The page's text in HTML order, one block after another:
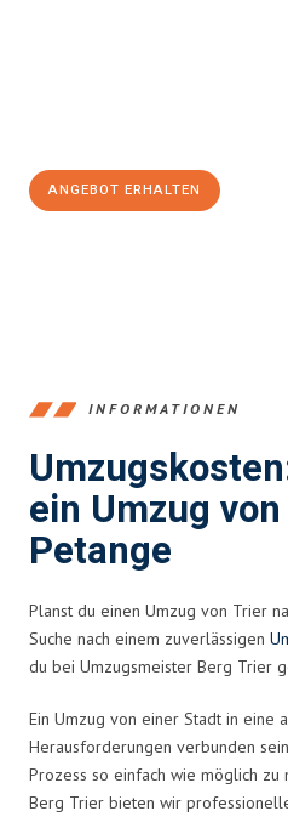
ANGEBOT ERHALTEN
INFORMATIONEN
ein Umzug
Petange
Planst du einen Umzug von Trier
Suche nach einem zuverlässigen
du bei Umzugsmeister Berg Trier
Ein Umzug von einer Stadt in eine
Herausforderungen verbunden
Prozess so einfach wie möglich zu
Berg Trier bieten wir